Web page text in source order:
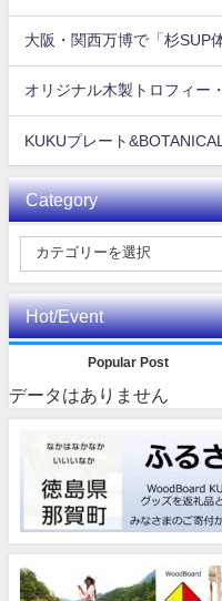
大阪・関西万博で「杉SUP
オリジナル木製トロフィー
KUKUプレート
Category
Hot/Event
Popular Post
データはありません